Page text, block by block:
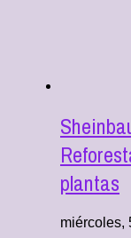
plantas
miércoles,